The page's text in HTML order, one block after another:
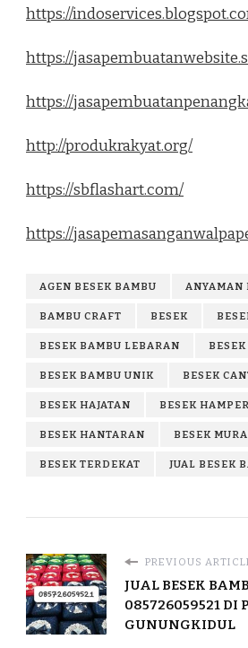
https://
https://
https://
http://produkrakyat.org/
https://sbflashart.com/
https://
AGEN BESEK BAMBU ANYAMAN
BAMBU CRAFT BESEK
BESEK BAMBU LEBARAN
BESEK BAMBU UNIK BESEK
BESEK HAJATAN BESEK
BESEK HANTARAN BESEK
BESEK TERDEKAT JUAL BESEK
PREVIOUS
JUAL BESEK
085726059521 DI
GUNUNGKIDUL